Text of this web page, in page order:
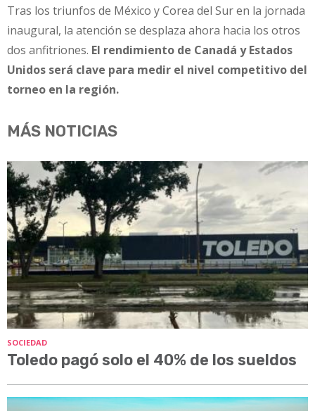
Tras los triunfos de México y Corea del Sur en la jornada
inaugural, la atención se desplaza ahora hacia los otros
dos anfitriones. El rendimiento de Canadá y Estados
Unidos será clave para medir el nivel competitivo del
torneo en la región.
MÁS NOTICIAS
SOCIEDAD
Toledo pagó solo el 40% de los sueldos